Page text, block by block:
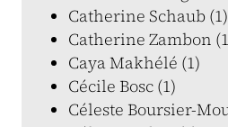
Catherine Schaub (1)
Catherine Zambon
Caya Makhélé (1)
Cécile Bosc (1)
Céleste Boursier-